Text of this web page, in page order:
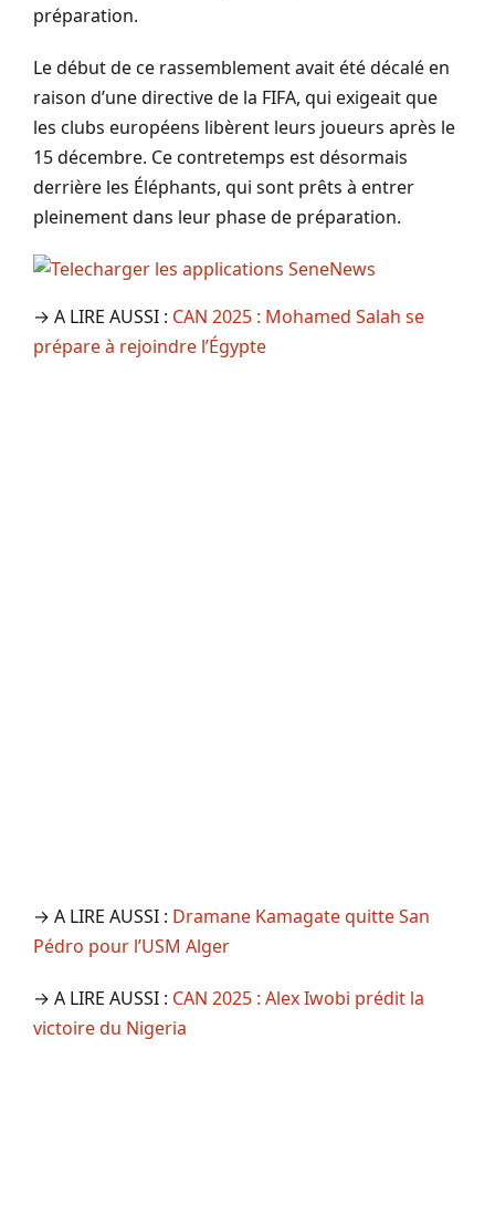
préparation.
Le début de ce rassemblement avait été décalé en
raison d’une directive de la FIFA, qui exigeait que
les clubs européens libèrent leurs joueurs après le
15 décembre. Ce contretemps est désormais
derrière les Éléphants, qui sont prêts à entrer
pleinement dans leur phase de préparation.
→ A LIRE AUSSI : CAN 2025 : Mohamed Salah se
prépare à rejoindre l’Égypte
→ A LIRE AUSSI : Dramane Kamagate quitte San
Pédro pour l’USM Alger
→ A LIRE AUSSI : CAN 2025 : Alex Iwobi prédit la
victoire du Nigeria